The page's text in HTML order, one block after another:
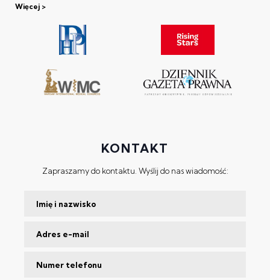
Więcej
KONTAKT
Zapraszamy do kontaktu. Wyślij do nas wiadomość: